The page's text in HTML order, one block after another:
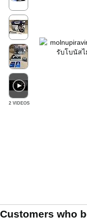
2 VIDEOS
Customers who